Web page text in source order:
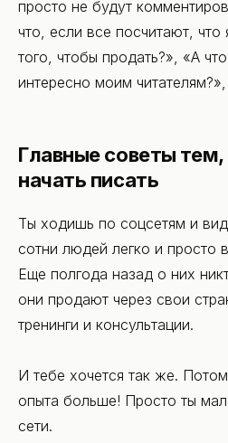
просто не будут
что, если все посчитают,
того, чтобы продать?», «А
интересно моим
Главные советы
начать писать
Ты ходишь по соцсетям и
сотни людей легко и просто
Еще полгода назад о них
они продают через свои
тренинги и консультации.
И тебе хочется так же.
опыта больше! Просто ты
сети.